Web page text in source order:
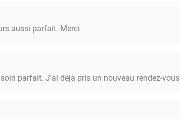
aussi parfait. Merci
parfait. J'ai déjà pris un nouveau rendez-vous